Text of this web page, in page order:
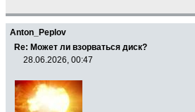
Anton_Peplov
Re: Может ли взорваться диск?
28.06.2026, 00:47